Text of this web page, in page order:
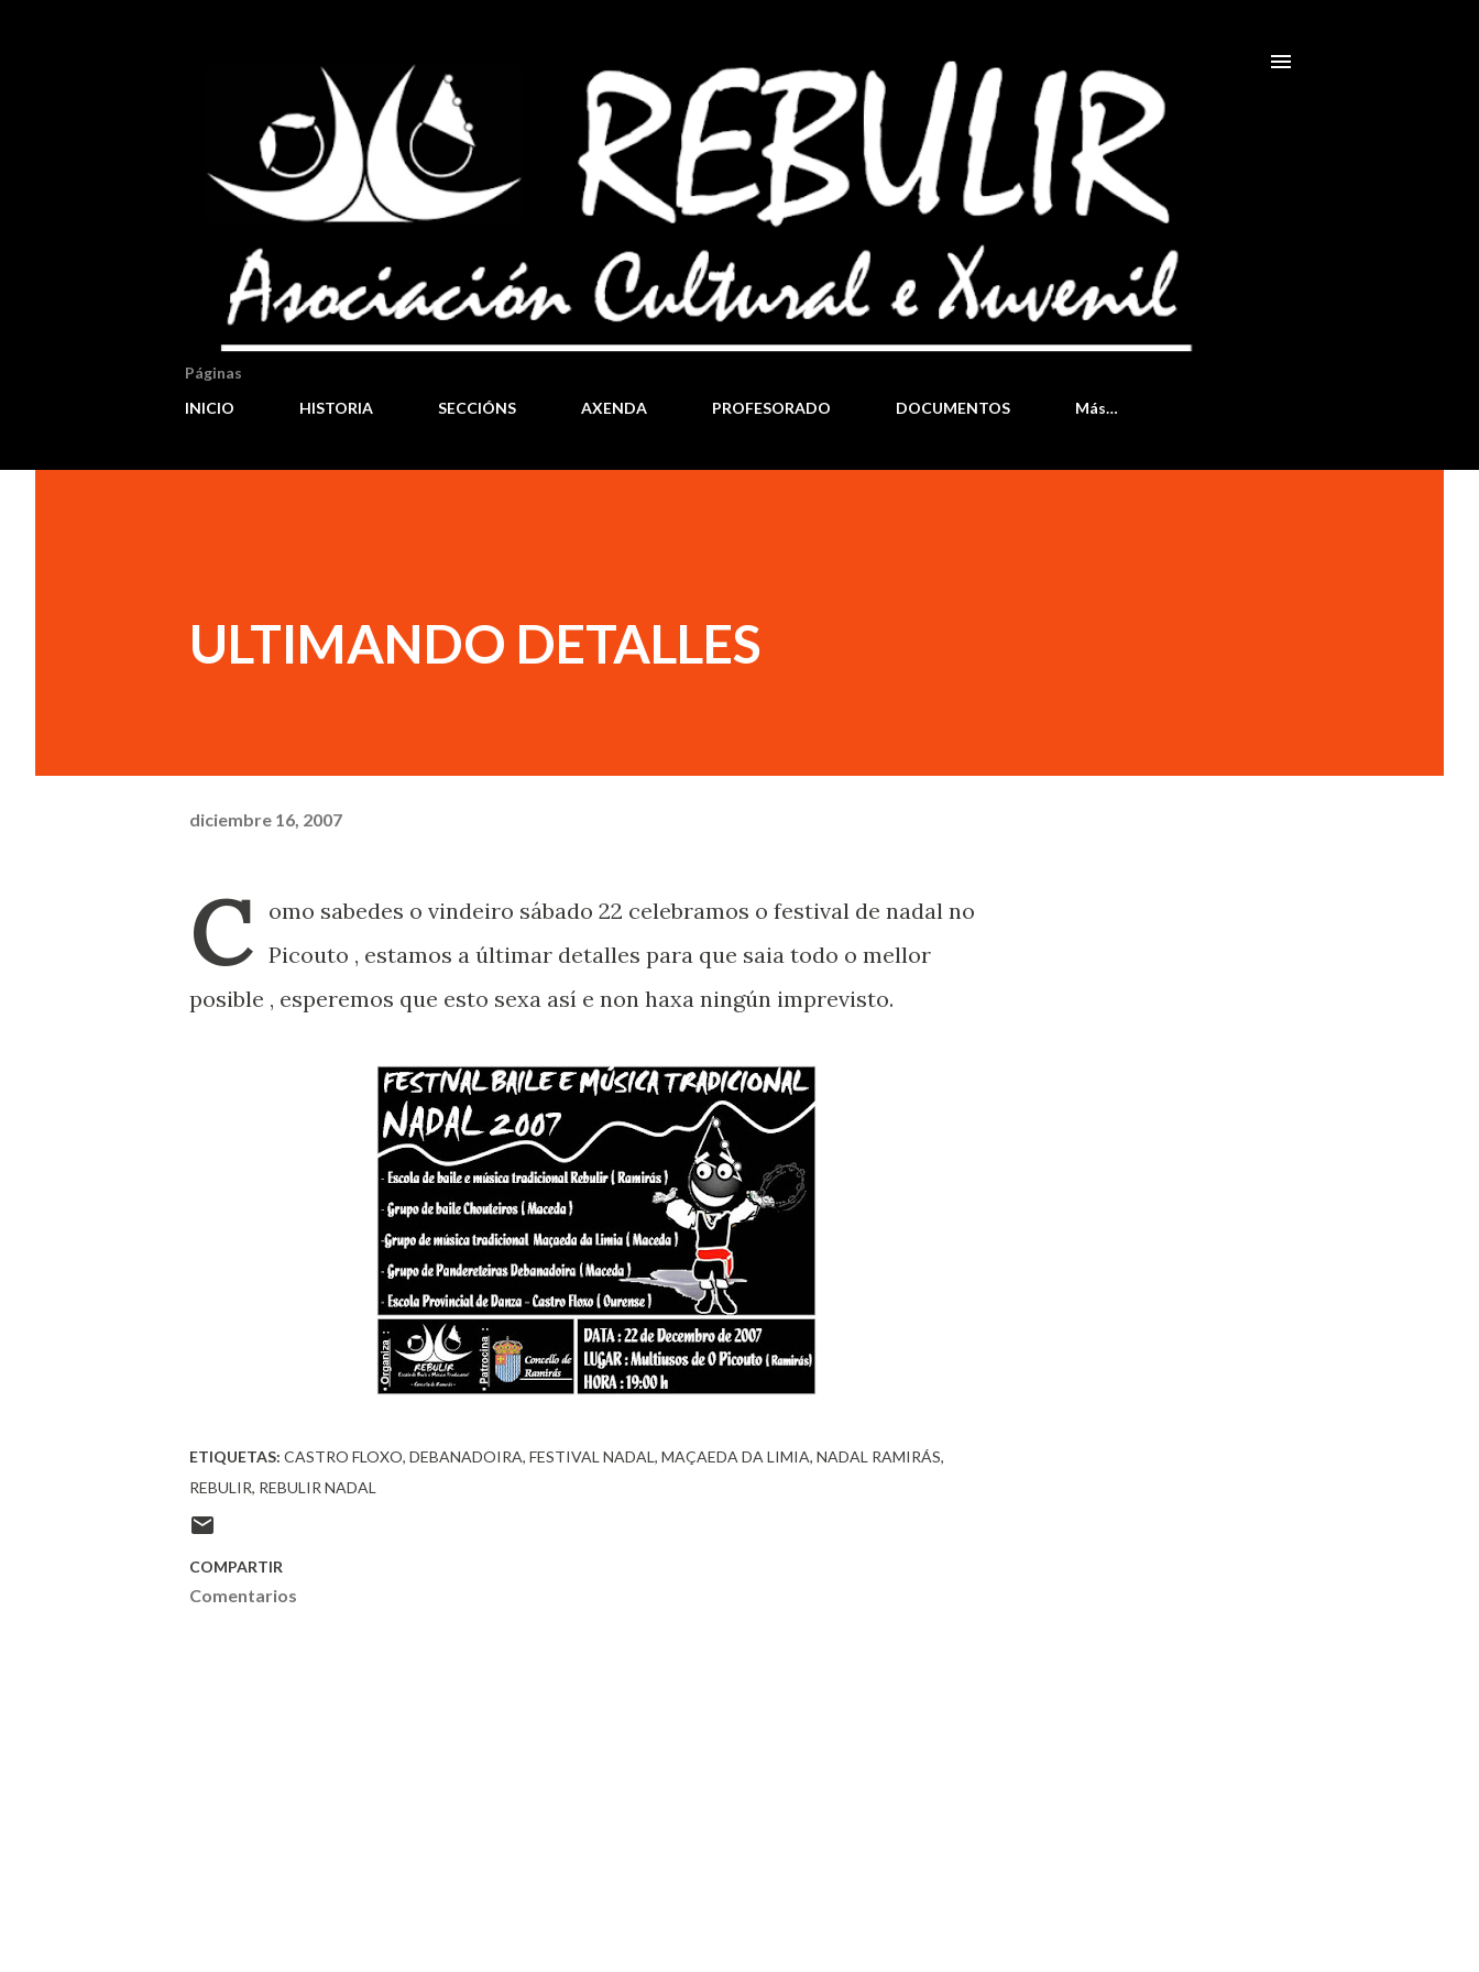
Páginas
INICIO
HISTORIA SECCIÓNS AXENDA PROFESORADO DOCUMENTOS Más…
ULTIMANDO DETALLES
diciembre 16, 2007
C
omo sabedes o vindeiro sábado 22 celebramos o festival de nadal no
Picouto , estamos a últimar detalles para que saia todo o mellor
posible , esperemos que esto sexa así e non haxa ningún imprevisto.
ETIQUETAS: CASTRO FLOXO DEBANADOIRA FESTIVAL NADAL MAÇAEDA DA LIMIA NADAL RAMIRÁS
REBULIR REBULIR NADAL
COMPARTIR
Comentarios